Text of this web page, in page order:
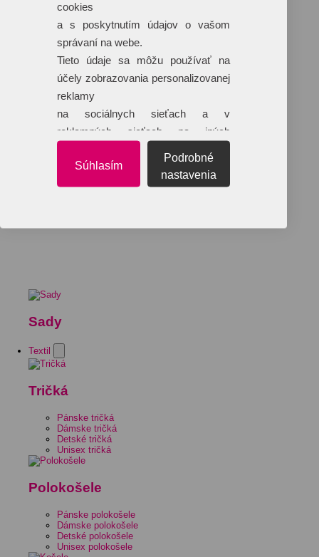
Sady
Textil
Tričká
Pánske tričká
Dámske tričká
Detské tričká
Unisex tričká
Polokošele
Pánske polokošele
Dámske polokošele
Detské polokošele
Unisex polokošele
cookies
a s poskytnutím údajov o vašom
správaní na webe.
Tieto údaje sa môžu používať na
účely zobrazovania personalizovanej
reklamy
na sociálnych sieťach a v
reklamných sieťach na iných
Súhlasím
Podrobné
nastavenia